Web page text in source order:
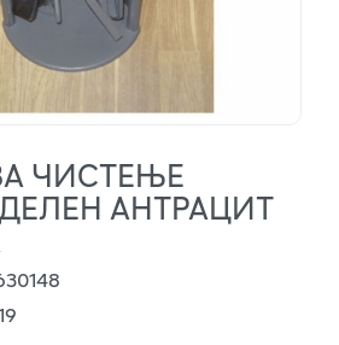
ЧИСТЕЊЕ
АНТРАЦИТ